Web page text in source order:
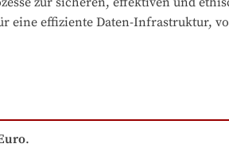
eine effiziente Daten-Infrastruktur,
.